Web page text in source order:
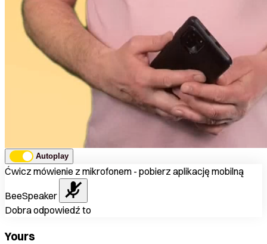
Autoplay
Ćwicz mówienie z mikrofonem - pobierz aplikację mobilną
BeeSpeaker
Dobra odpowiedź to
Yours